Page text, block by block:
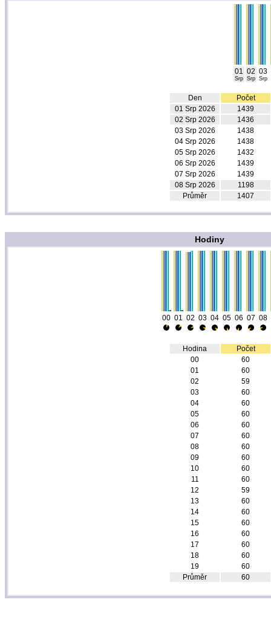
01
Srp
02
Srp
03
Srp
Den
Počet
01 Srp 2026
1439
02 Srp 2026
1436
03 Srp 2026
1438
04 Srp 2026
1438
05 Srp 2026
1432
06 Srp 2026
1439
07 Srp 2026
1439
08 Srp 2026
1198
Průměr
1407
Hodiny
00 01 02 03 04 05 06 07 08
Hodina
Počet
00
60
01
60
02
59
03
60
04
60
05
60
06
60
07
60
08
60
09
60
10
60
11
60
12
59
13
60
14
60
15
60
16
60
17
60
18
60
19
60
Průměr
60